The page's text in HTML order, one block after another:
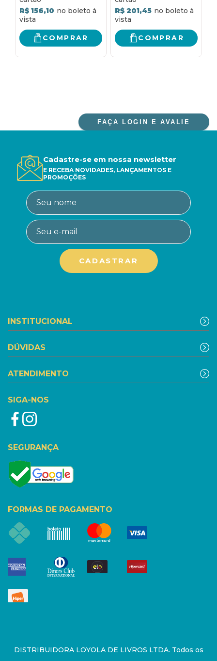
R$ 156,10
COMPRAR
R$ 201,45
COMPRAR
FAÇA LOGIN E AVALIE
Cadastre-se em nossa newsletter
E RECEBA NOVIDADES, LANÇAMENTOS E
PROMOÇÕES
INSTITUCIONAL
DÚVIDAS
ATENDIMENTO
SIGA-NOS
SEGURANÇA
FORMAS DE PAGAMENTO
DISTRIBUIDORA LOYOLA DE LIVROS LTDA. Todos os